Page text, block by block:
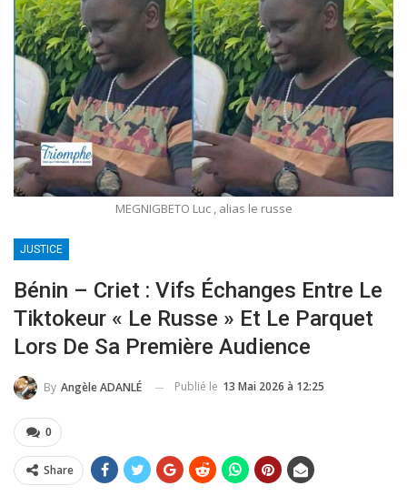
MEGNIGBETO Luc , alias le russe
JUSTICE
Bénin – Criet : Vifs Échanges Entre Le
Tiktokeur « Le Russe » Et Le Parquet
Lors De Sa Première Audience
By Angèle ADANLÉ Publié le 13 Mai 2026 à 12:25
0
Share